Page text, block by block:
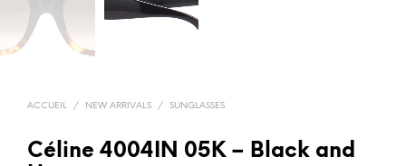
ACCUEIL / NEW ARRIVALS / SUNGLASSES
Céline 4004IN 05K – Black and